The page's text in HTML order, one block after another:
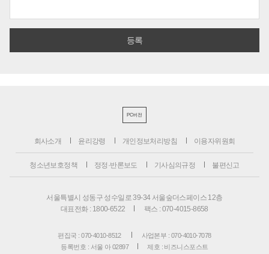
PC버전
회사소개 윤리강령 개인정보처리방침 이용자위원회
청소년보호정책 정정·반론보도 기사심의규정 불편신고
서울특별시 성동구 성수일로 39-34 서울숲더스페이스 12층
대표전화 : 1800-6522
팩스 : 070-4015-8658
편집국 : 070-4010-8512
사업본부 : 070-4010-7078
등록번호 : 서울 아 02897
제호 : 비즈니스포스트